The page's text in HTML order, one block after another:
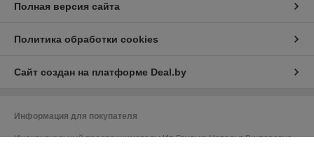
Полная версия сайта
Политика обработки cookies
Сайт создан на платформе Deal.by
Информация для покупателя
Индивидуальный предприниматель:Ип Грудько Наталья Викторовна